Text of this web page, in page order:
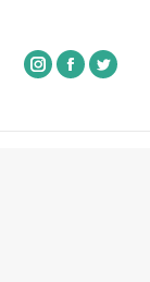
Instagram
Facebook